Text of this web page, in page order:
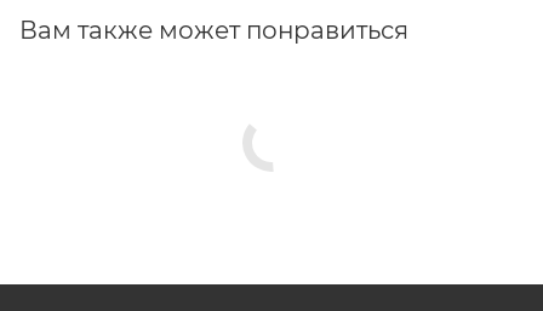
Вам также может понравиться